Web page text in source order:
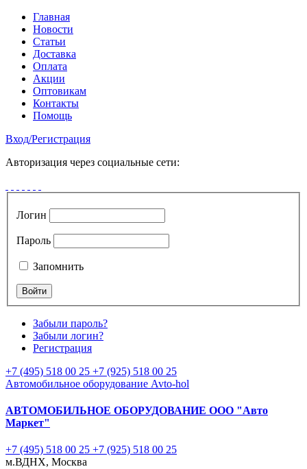
Главная
Новости
Статьи
Доставка
Оплата
Акции
Оптовикам
Контакты
Помощь
Вход/Регистрация
Авторизация через социальные сети:
Логин
Пароль
Запомнить
Забыли пароль?
Забыли логин?
Регистрация
+7 (495) 518 00 25 +7 (925) 518 00 25
Автомобильное оборудование Avto-hol
АВТОМОБИЛЬНОЕ ОБОРУДОВАНИЕ ООО "Авто
Маркет"
+7 (495) 518 00 25 +7 (925) 518 00 25
м.ВДНХ, Москва